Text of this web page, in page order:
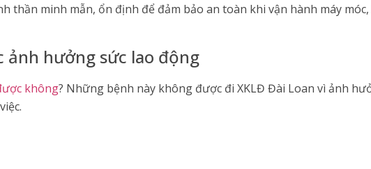
thần minh mẫn, ổn định để đảm bảo an toàn khi vận hành máy móc,
ảnh hưởng sức lao động
không? Những bệnh này không được đi XKLĐ Đài Loan vì ảnh